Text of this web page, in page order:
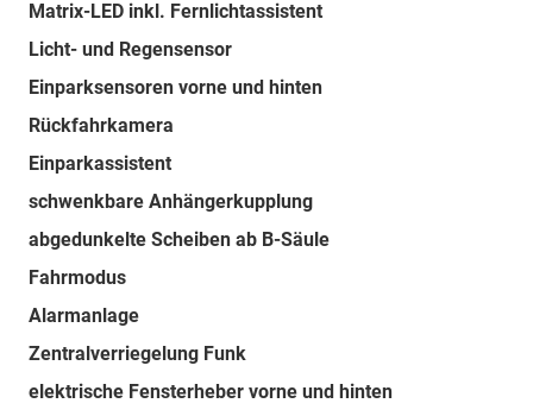
Matrix-LED inkl. Fernlichtassistent
Licht- und Regensensor
Einparksensoren vorne und hinten
Rückfahrkamera
Einparkassistent
schwenkbare Anhängerkupplung
abgedunkelte Scheiben ab B-Säule
Fahrmodus
Alarmanlage
Zentralverriegelung Funk
elektrische Fensterheber vorne und hinten